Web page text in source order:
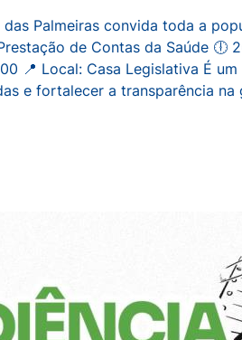
Palmeiras convida toda a
de Contas da Saúde 🕕
📍 Local: Casa Legislativa É
e fortalecer a transparência